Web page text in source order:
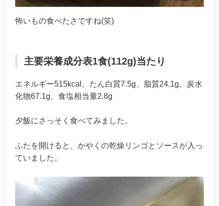
怖いもの食べたさですね(笑)
主要栄養成分表1食(112g)当たり
エネルギー515kcal、たん白質7.5g、脂質24.1g。炭水
化物67.1g、食塩相当量2.8g
夕飯にさっそく食べてみました。
ふたを開けると、かやくの乾燥リンゴとソースが入っ
ていました。